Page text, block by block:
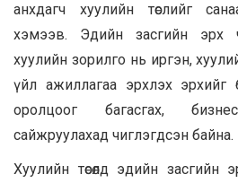
анхдагч хуулийн төслийг
хэмээв. Эдийн засгийн эрх
хуулийн зорилго нь иргэн,
үйл ажиллагаа эрхлэх эрхийг
оролцоог багасгах,
сайжруулахад чиглэгдсэн байна.
Хуулийн төсөлд эдийн засгийн